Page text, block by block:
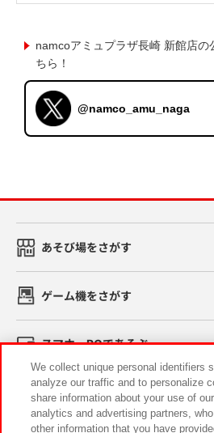
namcoアミュプラザ長崎 新館店の
ちら！
@namco_amu_naga
あそび場をさがす
ゲーム機をさがす
スマホ・PCであそぶ
イベント・キャンペーン
We collect unique personal identifiers
analyze our traffic and to personalize
share information about your use of
analytics and advertising partners,
other information that you have